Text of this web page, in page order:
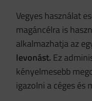
Vegyes használat
magáncélra is
alkalmazhatja az
levonást. Ez
kényelmesebb
igazolni a céges és